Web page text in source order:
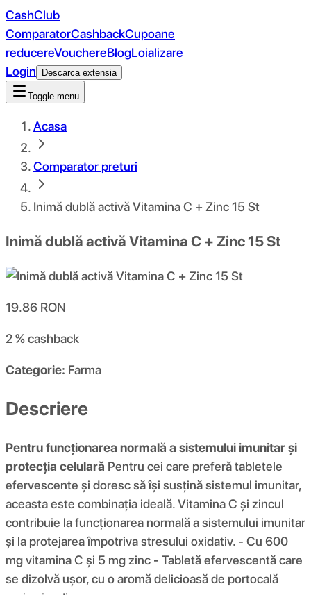
CashClub
ComparatorCashbackCupoane
reducereVouchereBlogLoializare
Login
Descarca extensia
Toggle menu
Acasa
Comparator preturi
Inimă dublă activă Vitamina C + Zinc 15 St
Inimă dublă activă Vitamina C + Zinc 15 St
19.86 RON
2 %cashback
Categorie: Farma
Descriere
Pentru funcționarea normală a sistemului imunitar și
protecția celulară Pentru cei care preferă tabletele
efervescente și doresc să își susțină sistemul imunitar,
aceasta este combinația ideală. Vitamina C și zincul
contribuie la funcționarea normală a sistemului imunitar
și la protejarea împotriva stresului oxidativ. - Cu 600
mg vitamina C și 5 mg zinc - Tabletă efervescentă care
se dizolvă ușor, cu o aromă delicioasă de portocală